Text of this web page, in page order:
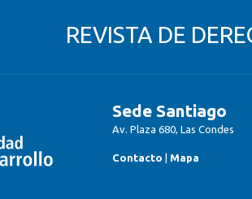
REVISTA DE
Sede Santiago
Av. Plaza 680, Las Condes
Contacto Mapa